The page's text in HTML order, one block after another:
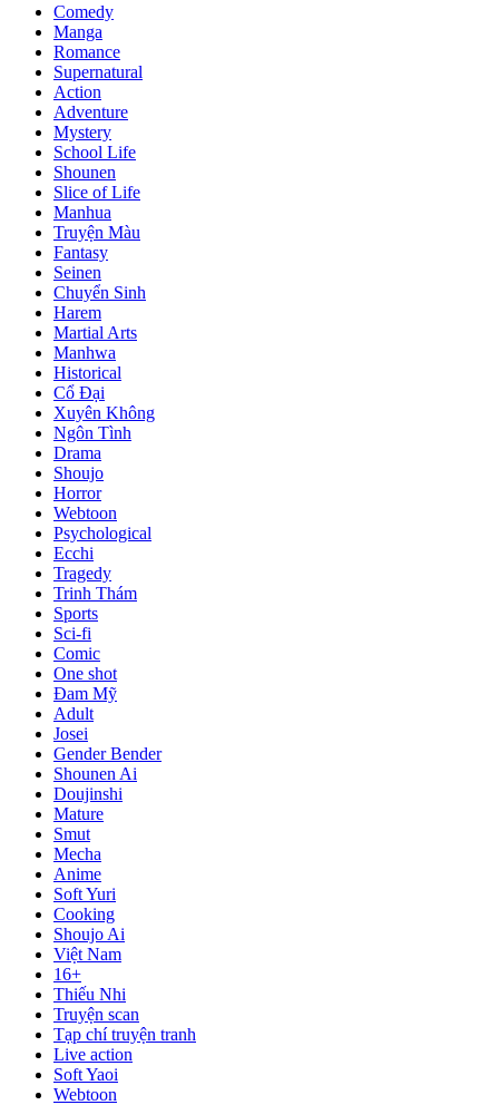
Comedy
Manga
Romance
Supernatural
Action
Adventure
Mystery
School Life
Shounen
Slice of Life
Manhua
Truyện Màu
Fantasy
Seinen
Chuyển Sinh
Harem
Martial Arts
Manhwa
Historical
Cổ Đại
Xuyên Không
Ngôn Tình
Drama
Shoujo
Horror
Webtoon
Psychological
Ecchi
Tragedy
Trinh Thám
Sports
Sci-fi
Comic
One shot
Đam Mỹ
Adult
Josei
Gender Bender
Shounen Ai
Doujinshi
Mature
Smut
Mecha
Anime
Soft Yuri
Cooking
Shoujo Ai
Việt Nam
16+
Thiếu Nhi
Truyện scan
Tạp chí truyện tranh
Live action
Soft Yaoi
Webtoon